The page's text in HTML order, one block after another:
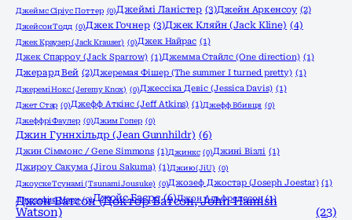
Джеймс Сіріус Поттер (0)Джеймі Ланістер (3)Джейн Аркенсоу (2)
Джейсон Тодд (0)Джек Гочнер (3)Джек Кляйн (Jack Kline) (4)
Джек Краузер (Jack Krauser) (0)Джек Найрас (1)
Джек Спарроу (Jack Sparrow) (1)Джемма Стайлс (One direction) (1)
Джерард Вей (2)Джеремая Фішер (The summer I turned pretty) (1)
Джеремі Нокс (Jeremy Knox) (0)Джессіка Девіс (Jessica Davis) (1)
Джет Стар (0)Джефф Аткінс (Jeff Atkins) (1)Джефф Вбивця (0)
Джеффрі Фаулер (0)Джим Гопер (0)
Джин Гуннхільдр (Jean Gunnhildr) (6)
Джин Сіммонс / Gene Simmons (1)Джинкс (0)Джині Візлі (1)
Джироу Сакума (Jirou Sakuma) (1)Джию (JiU) (0)
Джоyске Тсунамі (Tsunami Jousuke) (0)Джозеф Джостар (Joseph Joestar) (1)
Джозефіна Марч (0)Джойс Баєрс (6)Джон Альфредссон (1)
Джон Ватсон (Доктор Ватсон, John Hamish
Watson)
(23)